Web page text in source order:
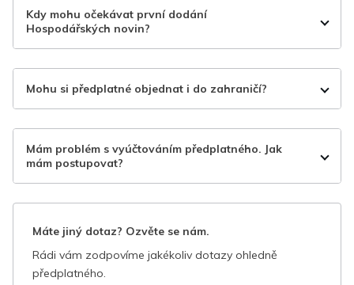
Kdy mohu očekávat první dodání
Hospodářských novin?
Mohu si předplatné objednat i do zahraničí?
Mám problém s vyúčtováním předplatného. Jak
mám postupovat?
Máte jiný dotaz? Ozvěte se nám.
Rádi vám zodpovíme jakékoliv dotazy ohledně
předplatného.